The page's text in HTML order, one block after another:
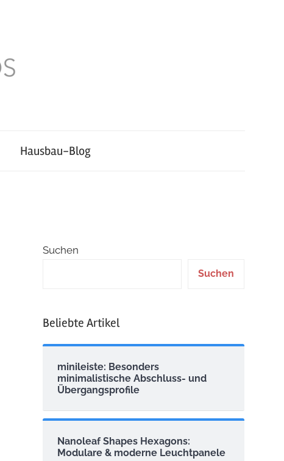
Hausbau-Blog
Suchen
Suchen
Beliebte Artikel
minileiste: Besonders
minimalistische Abschluss- und
Übergangsprofile
Nanoleaf Shapes Hexagons:
Modulare & moderne Leuchtpanele